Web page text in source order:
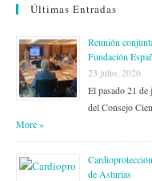
Últimas Entradas
Reunión
Fundación
23 julio, 2026
El pasado 21
del Consejo
More »
de Asturias